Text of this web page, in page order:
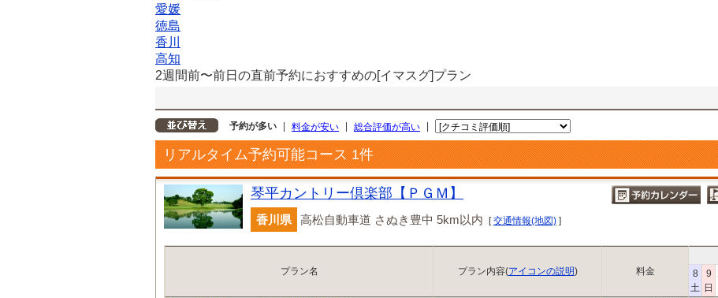
愛媛
徳島
香川
高知
2週間前〜前日の直前予約におすすめの[イマスグ]プラン
予約が多い 料金が安い 総合評価が高い
リアルタイム予約可能コース 1件
琴平カントリー倶楽部【ＰＧＭ】
香川県 高松自動車道 さぬき豊中 5km以内 [交通情報(地図) ]
プラン名 プラン内容(アイコンの説明) 料金
8
土
9
日